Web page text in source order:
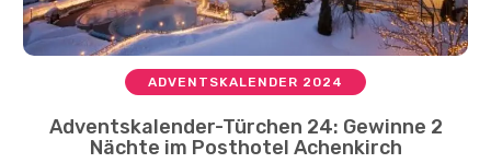
ADVENTSKALENDER 2024
Adventskalender-Türchen 24: Gewinne 2
Nächte im Posthotel Achenkirch